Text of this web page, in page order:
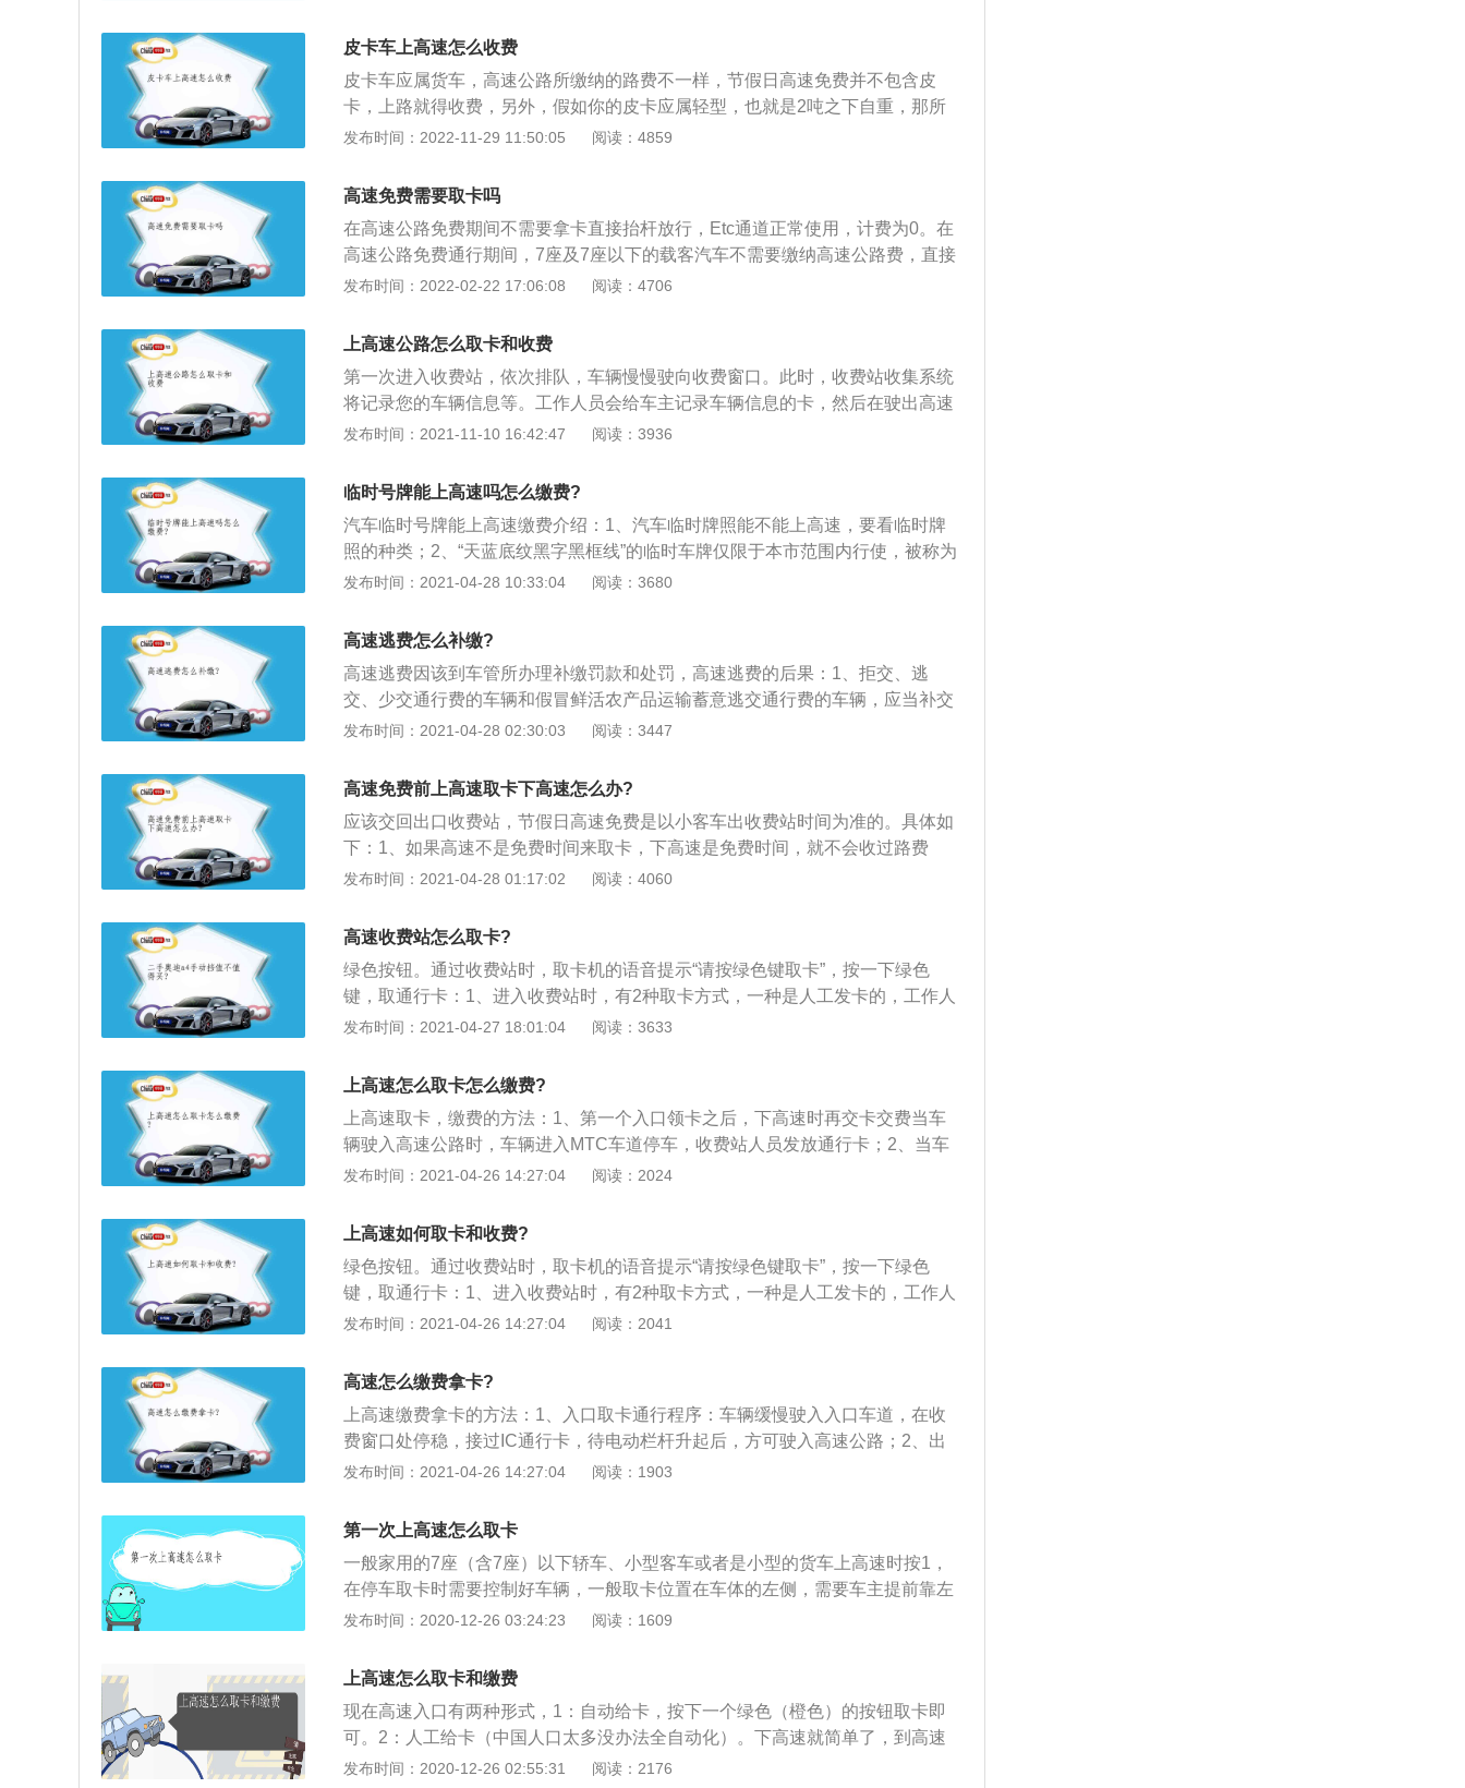
值。etc是利用车辆自动识别技术完成车辆与收费站之间的无线数据通讯，进行车
辆自动识别和有关收费数据的交换，通过计算机网络进行收费数据的处理，实现
不停车自动收费的全电子收费系统。
皮卡车上高速怎么收费
皮卡车应属货车，高速公路所缴纳的路费不一样，节假日高速免费并不包含皮
卡，上路就得收费，另外，假如你的皮卡应属轻型，也就是2吨之下自重，那所
交高速费和普通轿车一样，一级高速大约0.5元每公里；假如你买的是非轻型皮
规定的高速收费标准为：小型车二吨（含二吨）之下货车、二十座之下客车0.45
元每公里；中型车二吨之上至七吨（含七吨）货车、二十一座之上至五十座客车
0.90元每公里；大型车七吨之上至二十吨（含二十吨）货车、五十一座之上客
车、卧铺客车1.462元每公里；特大型车二十吨之上货车、集装箱车2.138元每公
里。从舒适感讲，跑车的舒适感一般都相对比较差，由于跑车并没有避震滤震功
加之超级跑车的轮椅并不是依照舒适感设计制作的，人一坐长期便会腰酸背疼，
糟心的驾驶体验无法完成长期的行驶。从加油层面讲，超跑由于追求速度，一般
都是会采用大功率发动机，那样的缺陷便是会让超跑相对比较的耗油，以前有些
上在那样短的时间以内很有可能都找不着下一个加油站就没油了，那样有较大概
跑必须加98之上的汽油，如果盲目的加油品不好的低标号汽油会损伤超跑的发动
机。
发布时间：2022-11-29 11:50:05 阅读：4859
高速免费需要取卡吗
在高速公路免费期间不需要拿卡直接抬杆放行，Etc通道正常使用，计费为0。在
高速公路免费通行期间，7座及7座以下的载客汽车不需要缴纳高速公路费，直接
免费通行，而载货汽车和大客车依然需要按照行驶的里程数缴纳高速公路过路
速行驶，全部控制出入的公路，禁止行人和飞机动车在高速公路上行驶，设立分
隔带，以及齐全的标志标线信号装置的公路，我国的公路按照功能和交通量严格
划分，具有5个等级，高速公路属于高等级公路，之后是一级公路。
发布时间：2022-02-22 17:06:08 阅读：4706
上高速公路怎么取卡和收费
第一次进入收费站，依次排队，车辆慢慢驶向收费窗口。此时，收费站收集系统
将记录您的车辆信息等。工作人员会给车主记录车辆信息的卡，然后在驶出高速
时将卡交给工作人员，支付费用后就可以离开高速公路。检查汽车的灯光是否正
通过灯光来表达。要知道鸣喇叭是没有用的其他人几乎听不见。需要准备导航。
现在许多车主都有自己的导航，如果没有则最好自己准备一个，或用手机下载一
个。这样可以避免在错误的高速公路交叉路口下车，如果错误地上下车将不得不
走很多弯路。
发布时间：2021-11-10 16:42:47 阅读：3936
临时号牌能上高速吗怎么缴费?
汽车临时号牌能上高速缴费介绍：1、汽车临时牌照能不能上高速，要看临时牌
照的种类；2、“天蓝底纹黑字黑框线”的临时车牌仅限于本市范围内行使，被称为
本地临时车牌，使用这类车牌并不可以去外地，受限性比较大；3、而“棕黄底纹
去外地，上高速；4、有效期正式牌照有效期为长期基本伴随车辆终身，临时牌
照有效期为5到15日，最长不超过30日，安装方法和悬挂位置正式牌照使用防盗
固封装置安装在车辆的前后指定位置，临时牌照按规定粘贴在前后挡风玻璃内
侧。
发布时间：2021-04-28 10:33:04 阅读：3680
高速逃费怎么补缴?
高速逃费因该到车管所办理补缴罚款和处罚，高速逃费的后果：1、拒交、逃
交、少交通行费的车辆和假冒鲜活农产品运输蓄意逃交通行费的车辆，应当补交
通行费，并加付五倍的应交票款；2、逃交车辆通行费无法确定收费里程的，应
3、拒不补交车辆通行费的，高速公路管理机构、高速公路经营企业可以将车辆
拖移到指定地点处理，由此造成的损失和发生的费用由当事人承担。
发布时间：2021-04-28 02:30:03 阅读：3447
高速免费前上高速取卡下高速怎么办?
应该交回出口收费站，节假日高速免费是以小客车出收费站时间为准的。具体如
下：1、如果高速不是免费时间来取卡，下高速是免费时间，就不会收过路费
的，至于高速通行卡，硬卡需要交给收费员的，如果是纸卡就不用交回的；2、
速是要收过路费的；3、建议事先测算好出发时间，或出省前在附近服务区休息
等待时间，待免费时间到了再出省界收费站，就不需要付过路费。
发布时间：2021-04-28 01:17:02 阅读：4060
高速收费站怎么取卡?
绿色按钮。通过收费站时，取卡机的语音提示“请按绿色键取卡”，按一下绿色
键，取通行卡：1、进入收费站时，有2种取卡方式，一种是人工发卡的，工作人
员在窗口负责发卡，一种是自助取卡，就需要自行取卡方能通过。需要注意，取
人员缴费即可；2、此外，还有先进的充电技术等不间断的电子充电系统。ETC
是不停车电子收费系统，ETC专用车道是给那些装了ETC车载器的车辆使用的，
采用电子收费方式ETC（ElectronicTollCollection）不停车收费系统是目前世界
上最先进的路桥收费方式；3、通过安装在车辆挡风玻璃上的电子标签和收费站E
TC车道上的微波天线之间的短距离微波通信，利用计算机网络技术和银行在后台
发布时间：2021-04-27 18:01:04 阅读：3633
上高速怎么取卡怎么缴费?
上高速取卡，缴费的方法：1、第一个入口领卡之后，下高速时再交卡交费当车
辆驶入高速公路时，车辆进入MTC车道停车，收费站人员发放通行卡；2、当车
辆驶出高速公路时，车辆进入MTC车道停车，将通行卡交给收费站人员，收费人
认应该收取多少数额的通行费，当交易完成后，软件系统向自动栏杆发出命令，
让车辆通过，完成收费。
发布时间：2021-04-26 14:27:04 阅读：2024
上高速如何取卡和收费?
绿色按钮。通过收费站时，取卡机的语音提示“请按绿色键取卡”，按一下绿色
键，取通行卡：1、进入收费站时，有2种取卡方式，一种是人工发卡的，工作人
员在窗口负责发卡，一种是自助取卡，就需要自行取卡方能通过。需要注意，取
人员缴费即可；2、此外，还有先进的充电技术等不间断的电子充电系统。ETC
是不停车电子收费系统，ETC专用车道是给那些装了ETC车载器的车辆使用的，
采用电子收费方式ETC（ElectronicTollCollection）不停车收费系统是目前世界
上最先进的路桥收费方式；3、通过安装在车辆挡风玻璃上的电子标签和收费站E
TC车道上的微波天线之间的短距离微波通信，利用计算机网络技术和银行在后台
发布时间：2021-04-26 14:27:04 阅读：2041
高速怎么缴费拿卡?
上高速缴费拿卡的方法：1、入口取卡通行程序：车辆缓慢驶入入口车道，在收
费窗口处停稳，接过IC通行卡，待电动栏杆升起后，方可驶入高速公路；2、出
口缴费通行程序：车辆缓慢驶入出口车道（载货类汽车请以3-5公里\/小时匀速通
接过通行费票据及所找零钞，待电动栏杆升起后，方可驶离高速公路；3、如果
是ETC自助缴费的话，只需要减速驶入快通通道，等待放行就可以了，下高速的
时候也一样，系统会自动扣费。
发布时间：2021-04-26 14:27:04 阅读：1903
第一次上高速怎么取卡
一般家用的7座（含7座）以下轿车、小型客车或者是小型的货车上高速时按1，
在停车取卡时需要控制好车辆，一般取卡位置在车体的左侧，需要车主提前靠左
行驶，判断好车距，调整左右距离，在取卡机器或者收费站出口和肩膀平行时停
交通规则：高速上开车和日常生活中的驾驶不同，高速上车速较快，在开车时需
要遵守交通规则，避免在高速上开车时出现违章现象，影响行车安全，如果是新
手司机上高速时，需要在车上张贴实习标志，同时找一个三年及三年以上驾驶经
验的司机陪同，可以保障行车安全。2、熟悉汽车的灯光：高速上开车时，需要
灵活的使用灯光，尤其是在高速上车速较快，喇叭不一定比灯光效果好，所以需
发布时间：2020-12-26 03:24:23 阅读：1609
上高速怎么取卡和缴费
现在高速入口有两种形式，1：自动给卡，按下一个绿色（橙色）的按钮取卡即
可。2：人工给卡（中国人口太多没办法全自动化）。下高速就简单了，到高速
出口岗亭交卡付钱。当车辆驶入收费车道并停在收费亭前时，自动抓拍线圈将抓
发布时间：2020-12-26 02:55:31 阅读：2176